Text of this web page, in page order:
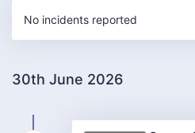
No incidents reported
30th June 2026